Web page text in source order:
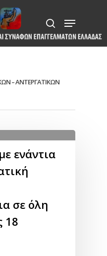
search
Menu
– ΑΝΤΕΡΓΑΤΙΚΩΝ
ενάντια
σε όλη
18